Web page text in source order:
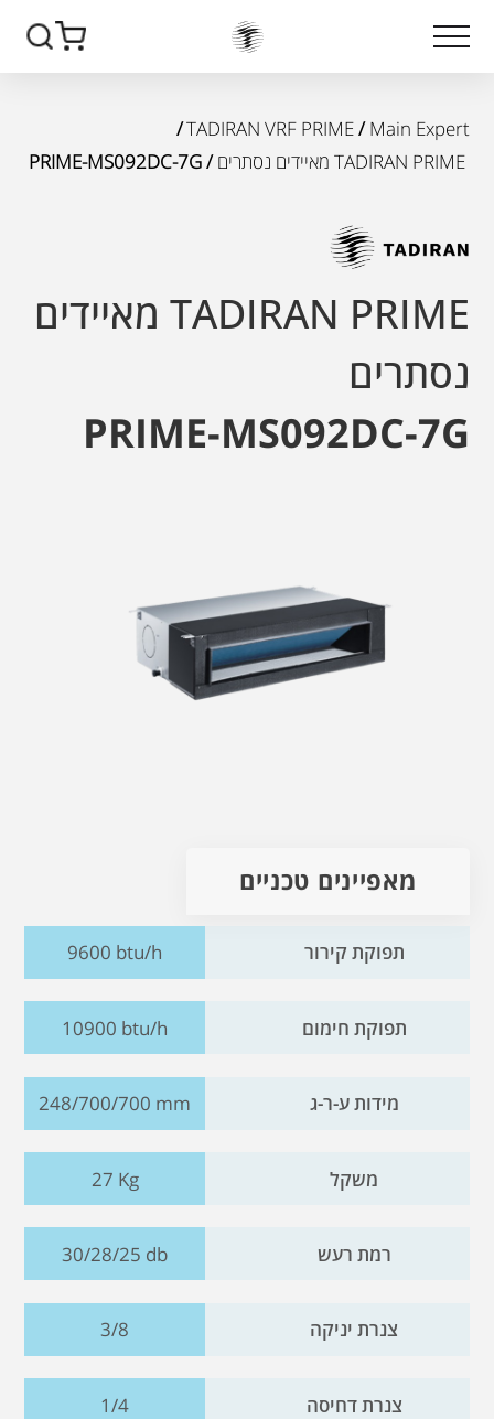
Main Expert
/
TADIRAN VRF PRIME
/
TADIRAN PRIME מאיידים נסתרים
/ PRIME-MS092DC-7G
TADIRAN PRIME מאיידים
נסתרים
PRIME-MS092DC-7G
מאפיינים טכניים
תפוקת קירור 9600 btu/h
תפוקת חימום 10900 btu/h
מידות ע-ר-ג 248/700/700 mm
משקל 27 Kg
רמת רעש 30/28/25 db
צנרת יניקה 3/8
צנרת דחיסה 1/4